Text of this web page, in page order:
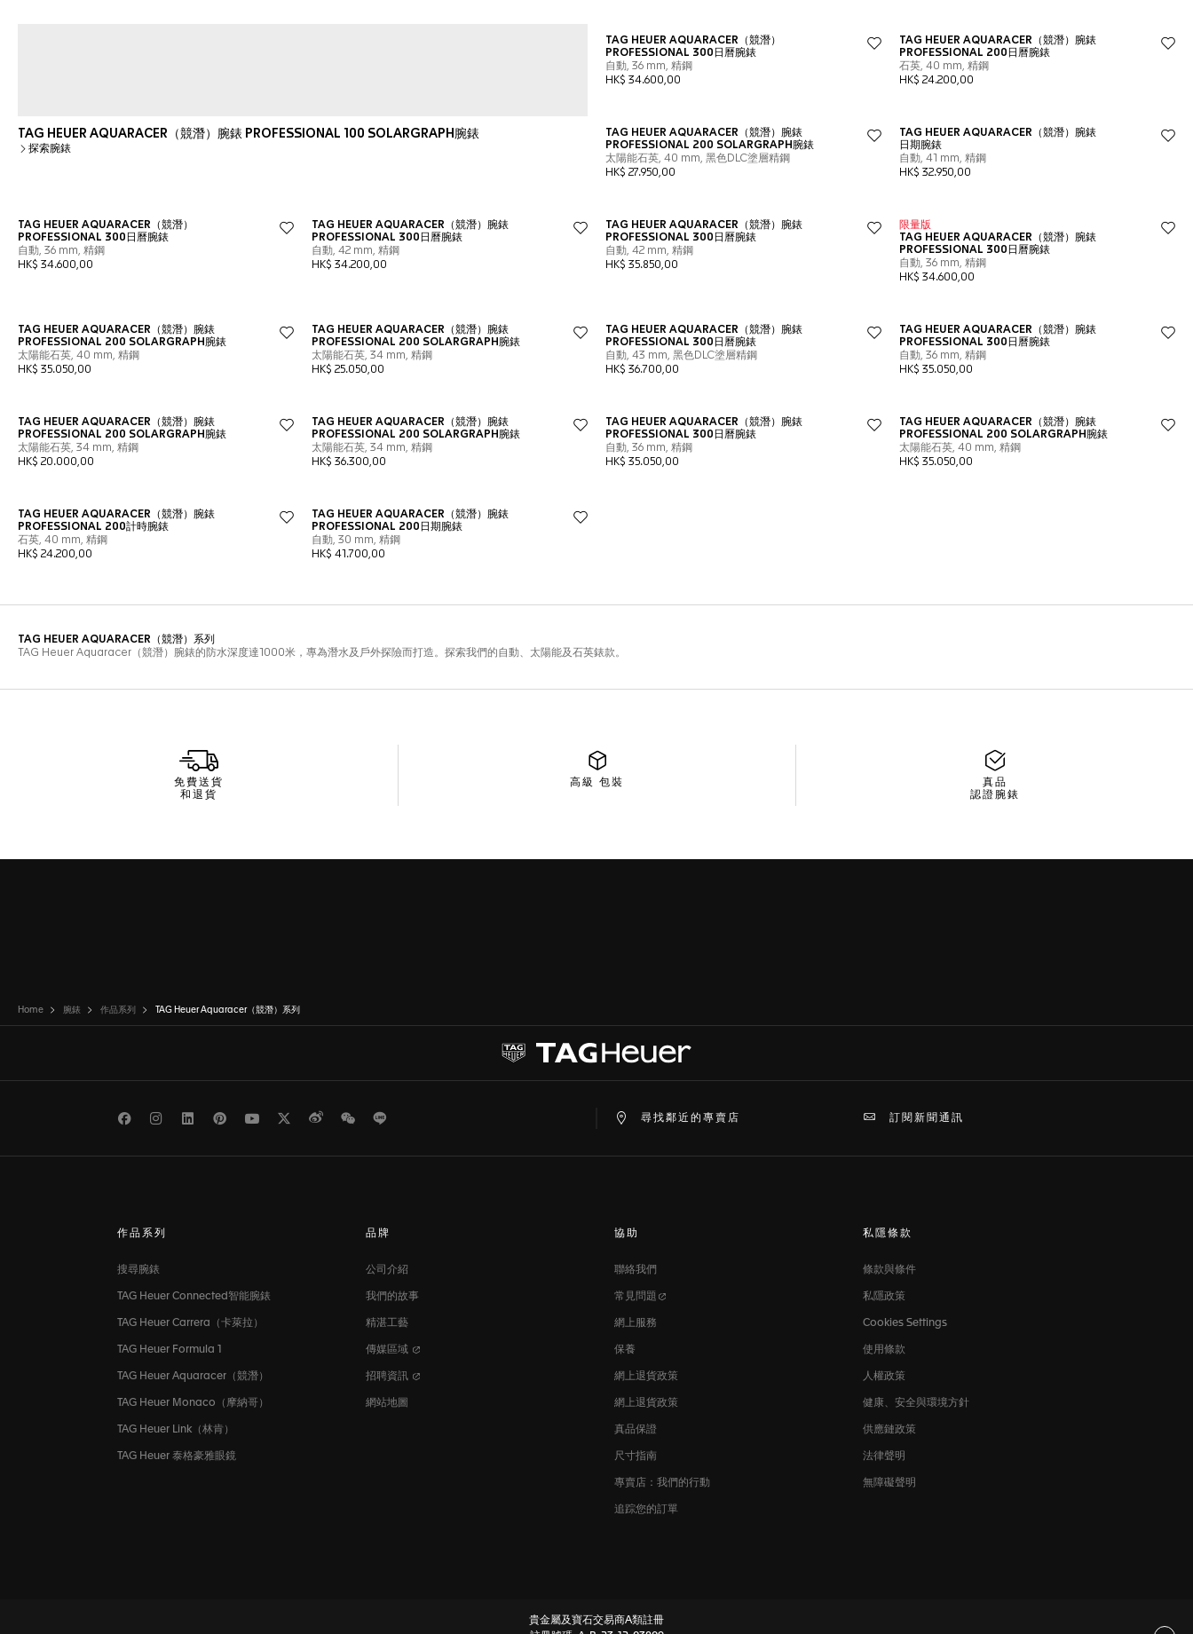
免費送貨
和退貨
高級 包裝
真品
認證腕錶
Home 腕錶 作品系列 TAG Heuer Aquaracer（競潛）系列
FacebookInstagramLinkedInPinterest
Youtube
TwitterWeiboWeChat 尋找鄰近的專賣店 訂閱新聞通訊
作品系列
搜尋腕錶
TAG Heuer Connected智能腕錶
TAG Heuer Carrera（卡萊拉）
TAG Heuer Formula 1
TAG Heuer Aquaracer（競潛）
TAG Heuer Monaco（摩納哥）
TAG Heuer Link（林肯）
TAG Heuer 泰格豪雅眼鏡
品牌
公司介紹
我們的故事
精湛工藝
傳媒區域
招聘資訊
網站地圖
協助
聯絡我們
常見問題
網上服務
保養
網上退貨政策
網上退貨政策
真品保證
尺寸指南
專賣店：我們的行動
追踪您的訂單
私隱條款
條款與條件
私隱政策
Cookies Settings
使用條款
人權政策
健康、安全與環境方針
供應鏈政策
法律聲明
無障礙聲明
貴金屬及寶石交易商A類註冊